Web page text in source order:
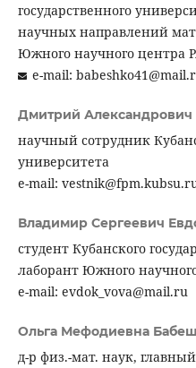
государственного
научных направлений
Южного научного центра
e-mail:
Дмитрий Александрович
научный сотрудник
университета
e-mail:
Владимир Сергеевич
студент Кубанского
лаборант Южного
e-mail: evdok_vova@mail.ru
Ольга Мефодиевна
д-р физ.-мат. наук,